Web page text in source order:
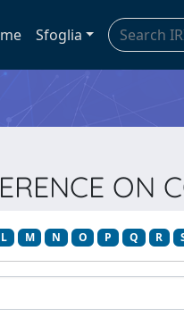
Sfoglia
ON
L M N O P Q R